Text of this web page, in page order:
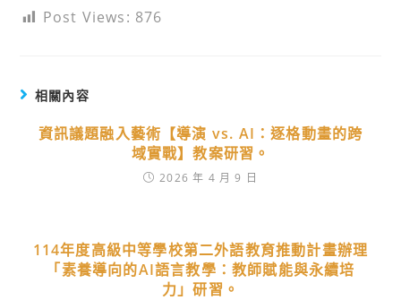
Post Views: 876
相關內容
資訊議題融入藝術【導演 vs. AI：逐格動畫的跨
域實戰】教案研習。
2026 年 4 月 9 日
114年度高級中等學校第二外語教育推動計畫辦理
「素養導向的AI語言教學：教師賦能與永續培
力」研習。